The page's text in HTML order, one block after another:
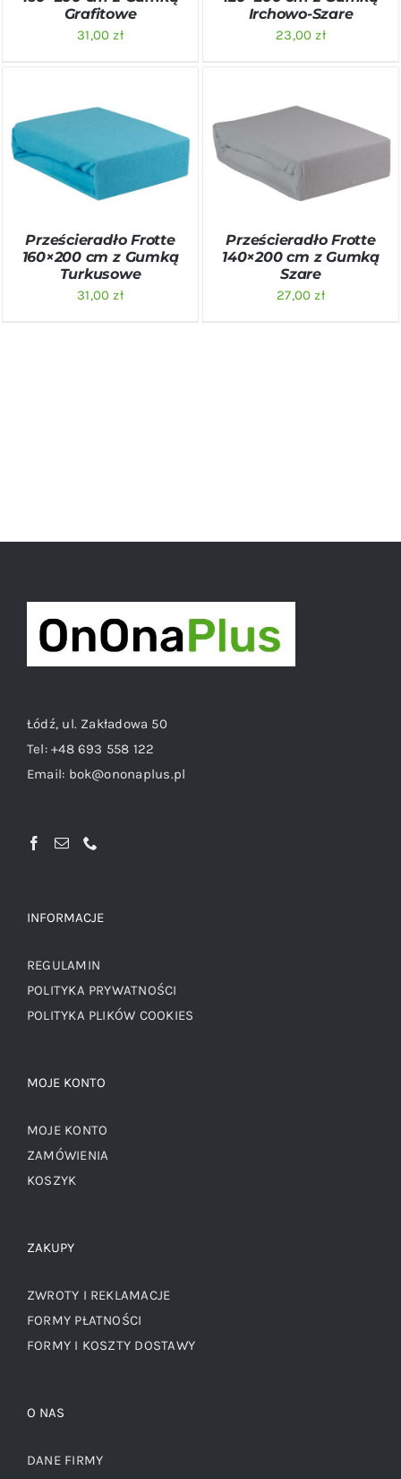
Grafitowe
31,00zł
Irchowo-Szare
23,00zł
DODAJ DO KOSZYKA
SZCZEGÓŁY
Prześcieradło Frotte
160×200 cm z Gumką
Turkusowe
31,00zł
SZCZEGÓŁY
Prześcieradło Frotte
140×200 cm z Gumką
Szare
27,00zł
Łódź, ul. Zakładowa 50
Tel:+48 693 558 122
Email: bok@ononaplus.pl
INFORMACJE
REGULAMIN
POLITYKA PRYWATNOŚCI
POLITYKA PLIKÓW COOKIES
MOJE KONTO
MOJE KONTO
ZAMÓWIENIA
KOSZYK
ZAKUPY
ZWROTY I REKLAMACJE
FORMY PŁATNOŚCI
FORMY I KOSZTY DOSTAWY
O NAS
DANE FIRMY